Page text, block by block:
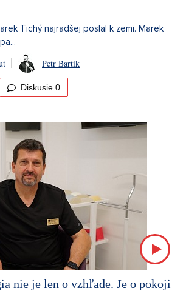
Tichý najradšej poslal k zemi. Marek
Petr Bartík
Diskusie 0
nie je len o vzhľade. Je o pokoji